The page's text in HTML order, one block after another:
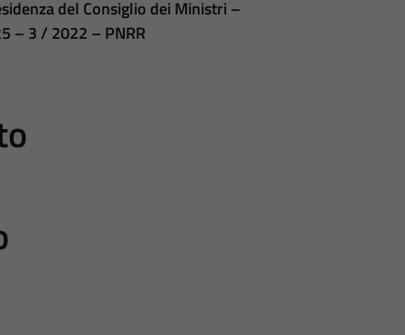
del Consiglio dei Ministri –
– 3 / 2022 – PNRR